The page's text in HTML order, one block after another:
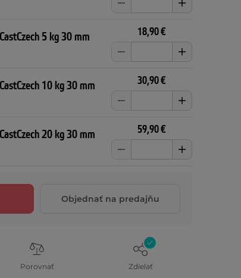
5 kg 30 mm 18,90 €
10 kg 30 mm 30,90 €
20 kg 30 mm 59,90 €
Objednať na predajňu
Porovnať Zdielať